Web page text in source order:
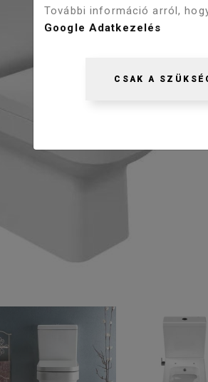
További információ arról,
Google Adatkezelés
CSAK A